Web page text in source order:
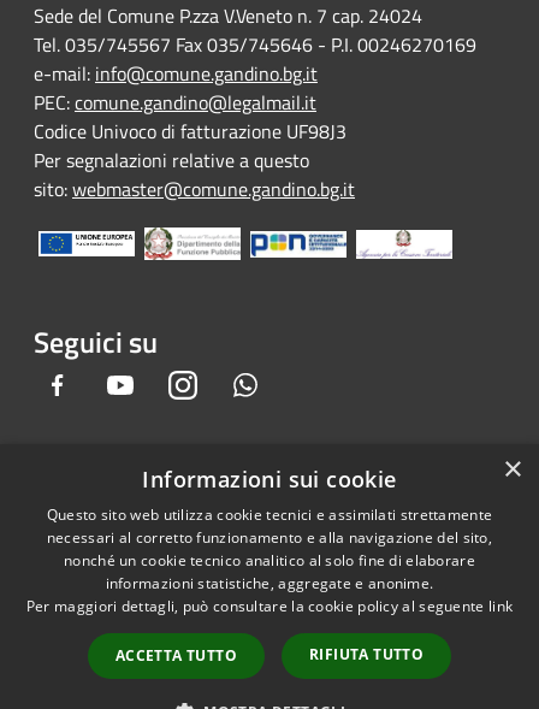
Sede del Comune P.zza V.Veneto n. 7 cap. 24024
Tel. 035/745567 Fax 035/745646 - P.I. 00246270169
e-mail: info@comune.gandino.bg.it
PEC:comune.gandino@legalmail.it
Codice Univoco di fatturazione UF98J3
Per segnalazioni relative a questo
sito:webmaster@comune.gandino.bg.it
Seguici su
Facebook YoutubeInstagram
Accessibilità
Privacy
Mappa del sito
Dichiarazione e Feedback
Gandino • Powered by
Municipium•Accesso
redazione
×
Informazioni sui cookie
Questo sito web utilizza cookie tecnici e assimilati strettamente
necessari al corretto funzionamento e alla navigazione del sito,
nonché un cookie tecnico analitico al solo fine di elaborare
informazioni statistiche, aggregate e anonime.
Per maggiori dettagli, può consultare la cookie policy al seguente link
ACCETTA TUTTO RIFIUTA TUTTO